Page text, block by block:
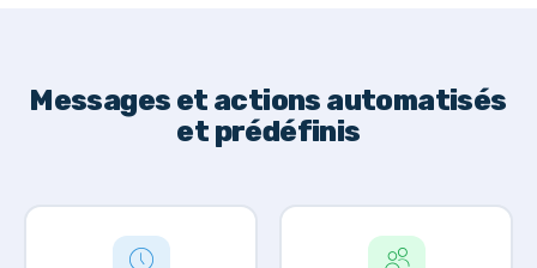
Messages et actions automatisés
et prédéfinis